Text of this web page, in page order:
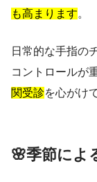
も高まります。
日常的な手指の
コントロールが
関受診を心がけ
🌸季節によ